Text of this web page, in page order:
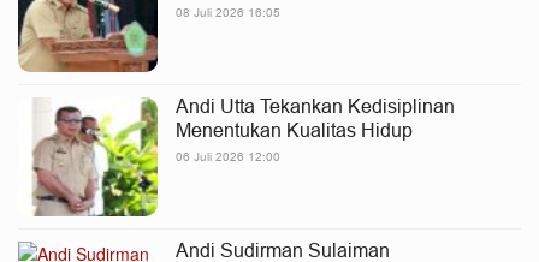
08 Juli 2026 16:05
Andi Utta Tekankan Kedisiplinan
Menentukan Kualitas Hidup
06 Juli 2026 12:00
Andi Sudirman Sulaiman